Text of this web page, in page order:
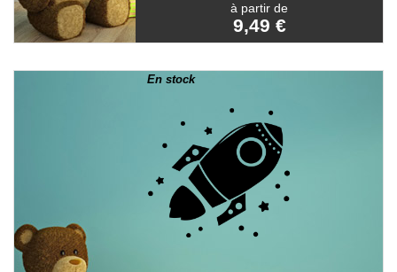
à partir de
9,49 €
En stock